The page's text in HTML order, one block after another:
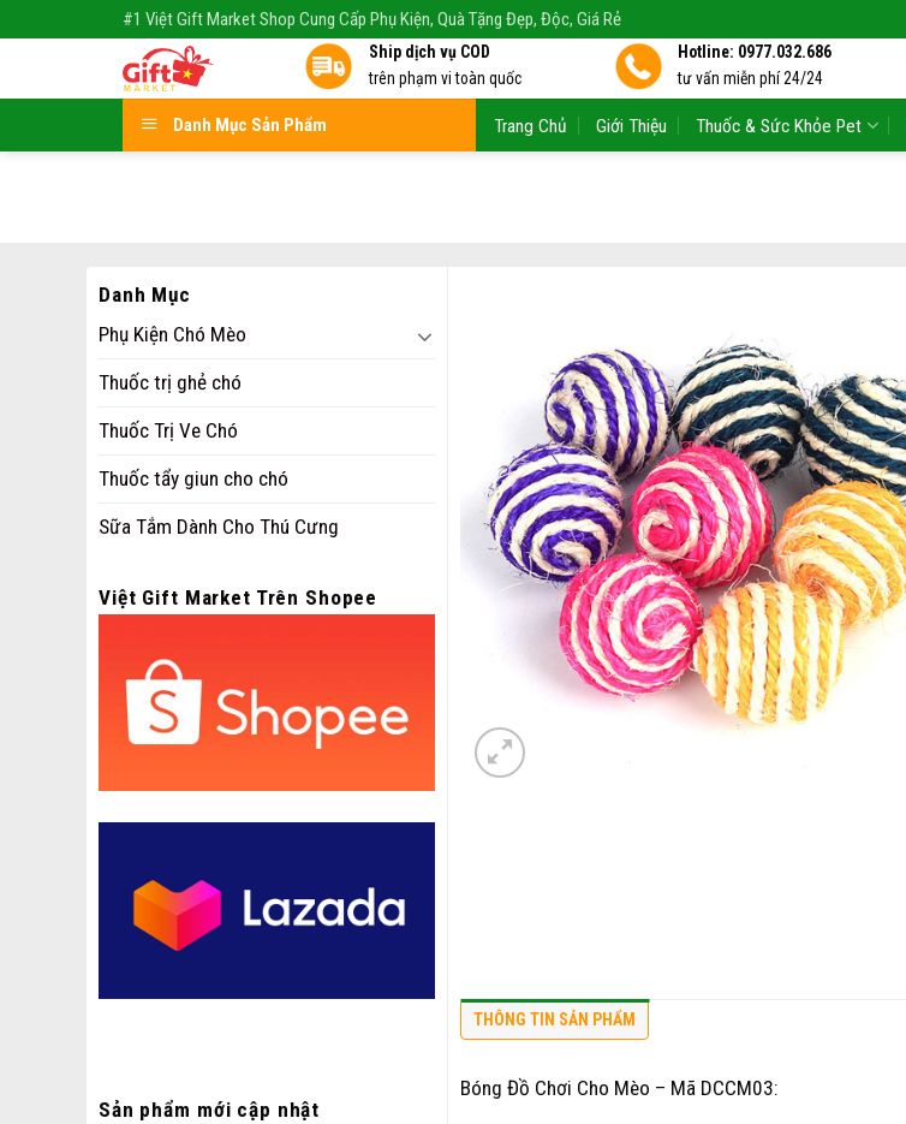
#1 Việt Gift Market Shop Cung Cấp Phụ Kiện, Quà Tặng Đẹp, Độc, Giá Rẻ
Ship dịch vụ COD
trên phạm vi toàn quốc
Hotline: 0977.032.686
tư vấn miễn phí 24/24
Danh Mục Sản Phẩm Trang Chủ Giới Thiệu Thuốc & Sức Khỏe Pet
Danh Mục
Phụ Kiện Chó Mèo
Thuốc trị ghẻ chó
Thuốc Trị Ve Chó
Thuốc tẩy giun cho chó
Sữa Tắm Dành Cho Thú Cưng
Việt Gift Market Trên Shopee
Sản phẩm mới cập nhật
THÔNG TIN SẢN PHẨM
Bóng Đồ Chơi Cho Mèo – Mã DCCM03: